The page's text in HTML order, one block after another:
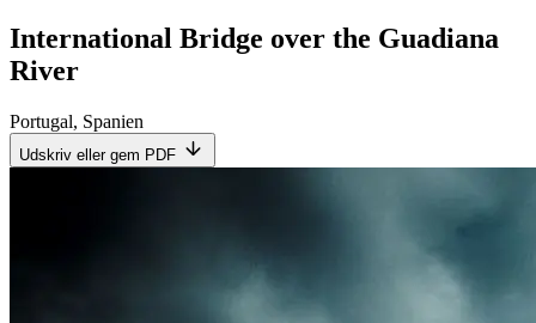
International Bridge over the Guadiana
River
Portugal, Spanien
Udskriv eller gem PDF